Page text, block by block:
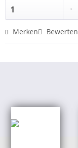
Merken Bewerten